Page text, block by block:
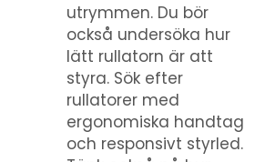
utrymmen. Du bör
också undersöka hur
lätt rullatorn är att
styra. Sök efter
rullatorer med
ergonomiska handtag
och responsivt styrled.